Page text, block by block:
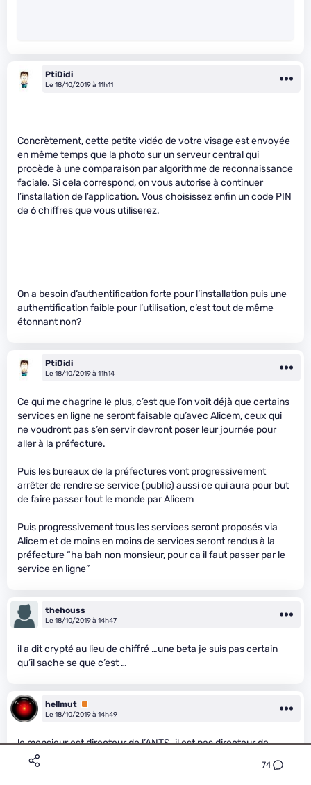
74
PtiDidi
Le 18/10/2019 à 11h11
Concrètement, cette petite vidéo de votre visage est envoyée
en même temps que la photo sur un serveur central qui
procède à une comparaison par algorithme de reconnaissance
faciale. Si cela correspond, on vous autorise à continuer
l’installation de l’application. Vous choisissez enfin un code PIN
de 6 chiffres que vous utiliserez.
On a besoin d’authentification forte pour l’installation puis une
authentification faible pour l’utilisation, c’est tout de même
étonnant non?
PtiDidi
Le 18/10/2019 à 11h14
Ce qui me chagrine le plus, c’est que l’on voit déjà que certains
services en ligne ne seront faisable qu’avec Alicem, ceux qui
ne voudront pas s’en servir devront poser leur journée pour
aller à la préfecture.
Puis les bureaux de la préfectures vont progressivement
arrêter de rendre se service (public) aussi ce qui aura pour but
de faire passer tout le monde par Alicem
Puis progressivement tous les services seront proposés via
Alicem et de moins en moins de services seront rendus à la
préfecture “ha bah non monsieur, pour ca il faut passer par le
service en ligne”
thehouss
Le 18/10/2019 à 14h47
il a dit crypté au lieu de chiffré …une beta je suis pas certain
qu’il sache se que c’est …
hellmut Premium
Le 18/10/2019 à 14h49
le monsieur est directeur de l’ANTS. il est pas directeur de
l’ANSSI. ^^